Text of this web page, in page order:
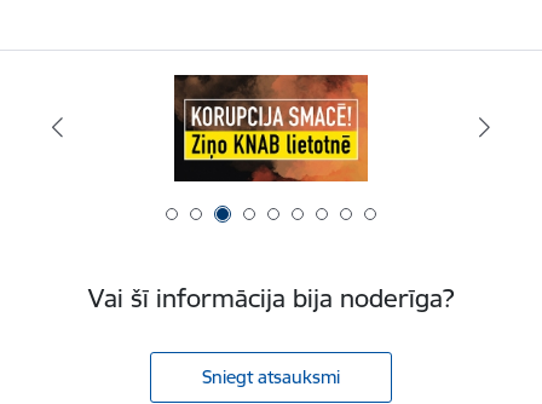
Vai šī informācija bija noderīga?
Sniegt atsauksmi